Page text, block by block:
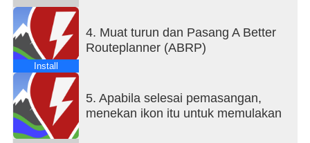
Install
4. Muat turun dan Pasang A Better
Routeplanner (ABRP)
5. Apabila selesai pemasangan,
menekan ikon itu untuk memulakan